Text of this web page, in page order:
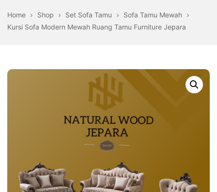
Furniture
Jati
Home Shop Set Sofa Tamu
Sofa Tamu Mewah
Kursi Sofa Modern Mewah Ruang Tamu Furniture Jepara